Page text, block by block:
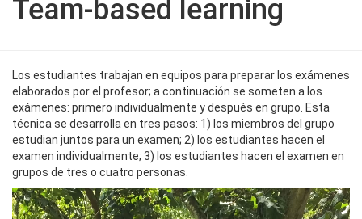
Team-based learning
Los estudiantes trabajan en equipos para preparar los exámenes
elaborados por el profesor; a continuación se someten a los
exámenes: primero individualmente y después en grupo. Esta
técnica se desarrolla en tres pasos: 1) los miembros del grupo
estudian juntos para un examen; 2) los estudiantes hacen el
examen individualmente; 3) los estudiantes hacen el examen en
grupos de tres o cuatro personas.
Reproductor
de